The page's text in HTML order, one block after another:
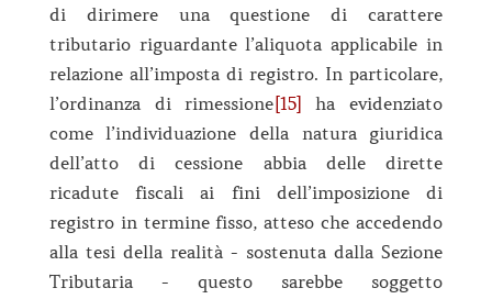
di dirimere una questione di carattere
tributario riguardante l’aliquota applicabile in
relazione all’imposta di registro. In particolare,
l’ordinanza di rimessione [15]
ha evidenziato
come l’individuazione della natura giuridica
dell’atto di cessione abbia delle dirette
ricadute fiscali ai fini dell’imposizione di
registro in termine fisso, atteso che accedendo
alla tesi della realità - sostenuta dalla Sezione
Tributaria - questo sarebbe soggetto